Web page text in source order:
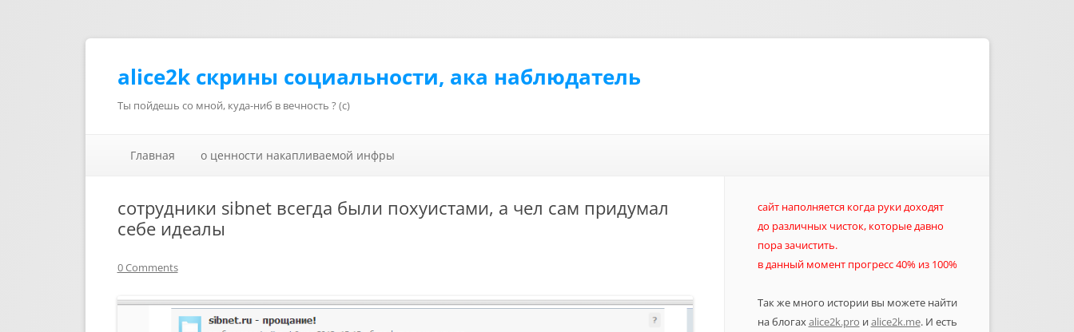
alice2k скрины социальности, ака наблюдатель
Ты пойдешь со мной, куда-ниб в вечность ? (с)
Главная
о ценности накапливаемой инфры
сотрудники sibnet всегда были похуистами, а чел сам придумал
себе идеалы
0 Comments
сайт наполняется когда руки доходят
до различных чисток, которые давно
пора зачистить.
в данный момент прогресс 40% из 100%
Так же много истории вы можете найти
на блогахalice2k.pro иalice2k.me. И есть